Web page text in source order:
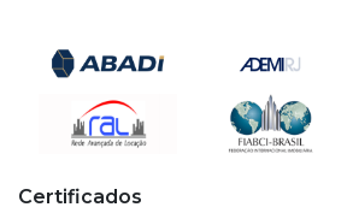
Certificados